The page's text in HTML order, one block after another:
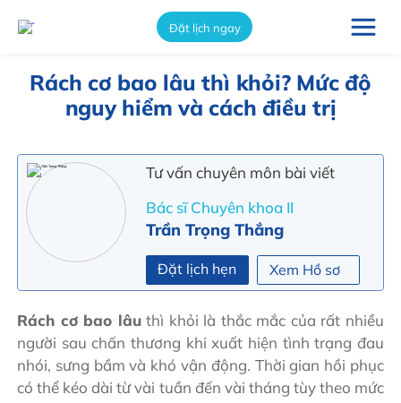
Đặt lịch ngay
Rách cơ bao lâu thì khỏi? Mức độ
nguy hiểm và cách điều trị
Tư vấn chuyên môn bài viết
Bác sĩ Chuyên khoa II
Trần Trọng Thắng
Đặt lịch hẹn Xem Hồ sơ
Rách cơ bao lâuthì khỏi là thắc mắc của rất nhiều
người sau chấn thương khi xuất hiện tình trạng đau
nhói, sưng bầm và khó vận động. Thời gian hồi phục
có thể kéo dài từ vài tuần đến vài tháng tùy theo mức